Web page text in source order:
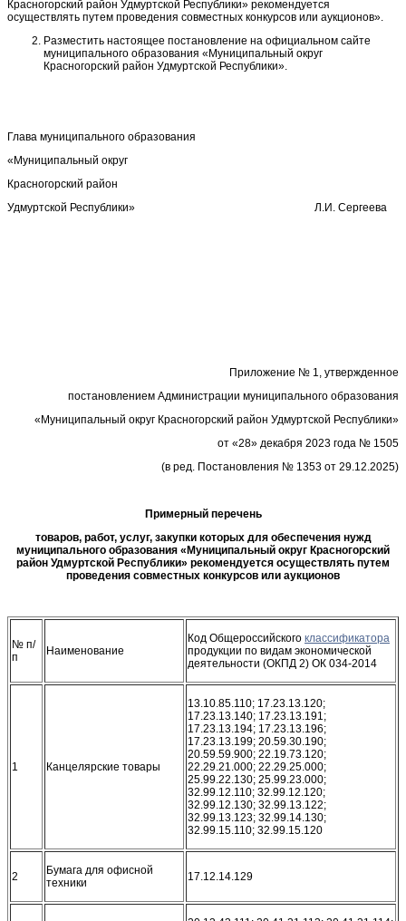
Красногорский район Удмуртской Республики» рекомендуется
осуществлять путем проведения совместных конкурсов или аукционов».
Разместить настоящее постановление на официальном сайте
муниципального образования «Муниципальный округ
Красногорский район Удмуртской Республики».
Глава муниципального образования
«Муниципальный округ
Красногорский район
Удмуртской Республики» Л.И. Сергеева
Приложение № 1, утвержденное
постановлением Администрации муниципального образования
«Муниципальный округ Красногорский район Удмуртской Республики»
от «28» декабря 2023 года № 1505
(в ред. Постановления № 1353 от 29.12.2025)
Примерный перечень
товаров, работ, услуг, закупки которых для обеспечения нужд
муниципального образования «Муниципальный округ Красногорский
район Удмуртской Республики» рекомендуется осуществлять путем
проведения совместных конкурсов или аукционов
№ п/
п
Наименование
Код Общероссийского классификатора
продукции по видам экономической
деятельности (ОКПД 2) ОК 034-2014
1 Канцелярские товары
13.10.85.110; 17.23.13.120;
17.23.13.140; 17.23.13.191;
17.23.13.194; 17.23.13.196;
17.23.13.199; 20.59.30.190;
20.59.59.900; 22.19.73.120;
22.29.21.000; 22.29.25.000;
25.99.22.130; 25.99.23.000;
32.99.12.110; 32.99.12.120;
32.99.12.130; 32.99.13.122;
32.99.13.123; 32.99.14.130;
32.99.15.110; 32.99.15.120
2
Бумага для офисной
техники
17.12.14.129